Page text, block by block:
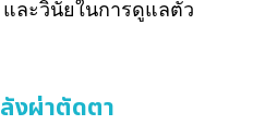
ละวินัยในการดูแลตัว
งผ่าตัดตา